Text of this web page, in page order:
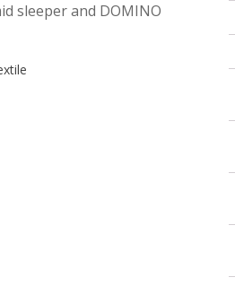
sleeper and DOMINO